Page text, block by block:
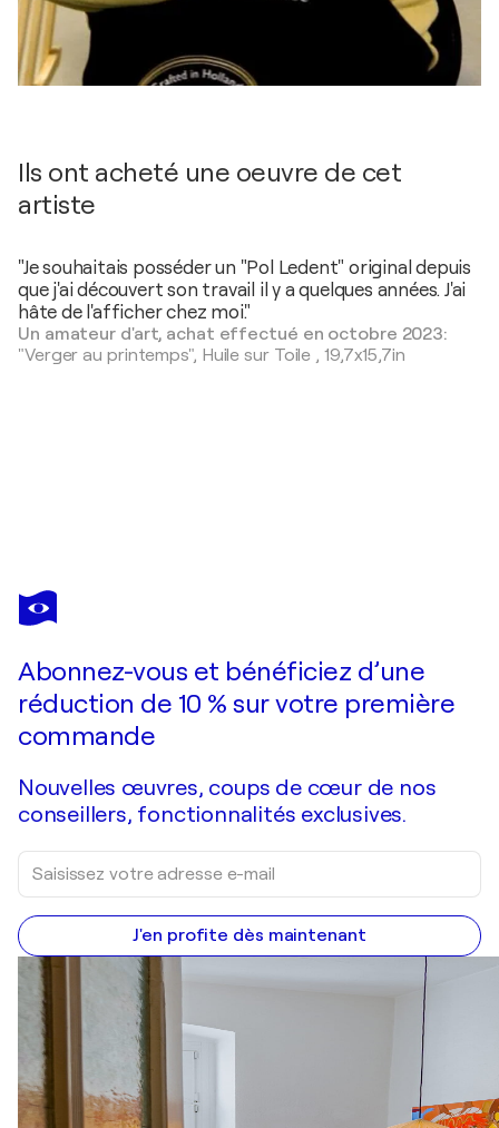
Ils ont acheté une oeuvre de cet
artiste
"Je souhaitais posséder un "Pol Ledent" original depuis
que j'ai découvert son travail il y a quelques années. J'ai
hâte de l'afficher chez moi."
Un amateur d'art, achat effectué en octobre 2023:
"Verger au printemps", Huile sur Toile , 19,7x15,7in
POL LEDENT
Roman nudes - 451108
Abonnez-vous et bénéficiez d’une
réduction de 10 % sur votre première
commande
Nouvelles œuvres, coups de cœur de nos
conseillers, fonctionnalités exclusives.
J'en profite dès maintenant